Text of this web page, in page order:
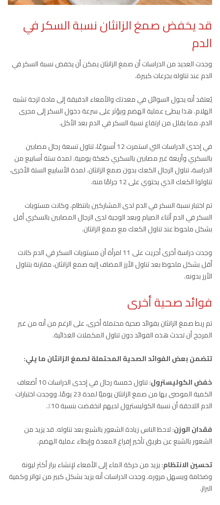
قد يخفض صمغ الزانثان نسبة السكر في
الدم
وجدت العديد من الدراسات أن صمغ الزانثان يمكن أن يخفض نسبة السكر في
الدم عند تناوله بجرعات كبيرة.
يُعتقد أنه يحول السوائل في معدتك والأمعاء الدقيقة إلى مادة لزجة تشبه
الهلام. هذا يبطئ عملية الهضم ويؤثر على سرعة دخول السكر إلى مجرى
الدم، مما يقلل من ارتفاع نسبة السكر في الدم بعد الأكل.
في إحدى الدراسات التي استمرت 12 أسبوعًا، تناول تسعة رجال مصابين
بالسكري وأربعة غير مصابين بالسكري كعكة يومية. لمدة ستة أسابيع من
الدراسة، تناول الرجال الكعك بدون صمغ الزانثان. لمدة الأسابيع الستة الأخرى،
تناولوا الكعك الذي يحتوي على 12 جرامًا منه.
تم اختبار نسبة السكر في الدم لدى المشاركين بانتظام، وكانت مستويات
السكر في الدم أثناء الصيام وبعد الوجبة لدى الرجال المصابين بالسكري أقل
بشكل ملحوظ عند تناول الكعك مع صمغ الزانثان.
وجدت دراسة أخرى أجريت على 11 امرأة أن مستويات السكر في الدم كانت
أقل بشكل ملحوظ بعد تناول الأرز المضاف إليه صمغ الزانثان، مقارنة بتناول
الأرز بدونه.
فوائد صحية أخرى
تم ربط صمغ الزانثان بفوائد صحية محتملة أخرى، على الرغم من أنه من غير
المرجح أن تحدث هذه الفوائد دون تناول المكملات الغذائية.
تتضمن بعض الفوائد الصحية المحتملة لصمغ الزانثان ما يلي:
خفض الكوليسترول
: تناول خمسة رجال في إحدى الدراسات 10 أضعاف
الكمية الموصى بها من صمغ الزانثان يوميًا لمدة 23 يومًا. ووجدت اختبارات
الدم اللاحقة أن نسبة الكوليسترول لديهم انخفضت بنسبة 10٪.
فقدان الوزن: لاحظ الناس زيادة الشعور بالشبع بعد تناوله. قد يزيد من
الشعور بالشبع عن طريق تأخير إفراغ المعدة وإبطاء عملية الهضم.
تحسين الانتظام: يزيد من حركة الماء إلى الأمعاء لإنشاء براز أكثر ليونة
وضخامة ويسهل مروره. وجدت الدراسات أنه يزيد بشكل كبير من تواتر وكمية
البراز.